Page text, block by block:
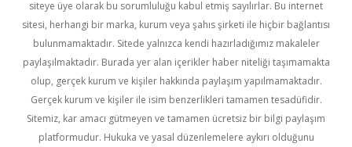
siteye üye olarak bu sorumluluğu kabul etmiş sayılırlar. Bu internet
sitesi, herhangi bir marka, kurum veya şahıs şirketi ile hiçbir bağlantısı
bulunmamaktadır. Sitede yalnızca kendi hazırladığımız makaleler
paylaşılmaktadır. Burada yer alan içerikler haber niteliği taşımamakta
olup, gerçek kurum ve kişiler hakkında paylaşım yapılmamaktadır.
Gerçek kurum ve kişiler ile isim benzerlikleri tamamen tesadüfidir.
Sitemiz, kar amacı gütmeyen ve tamamen ücretsiz bir bilgi paylaşım
platformudur. Hukuka ve yasal düzenlemelere aykırı olduğunu